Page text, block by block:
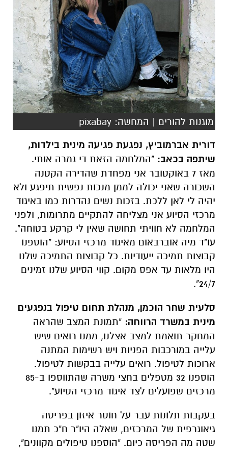
מוגנות להורים | המחשה: pixabay
דורית אברמוביץ, נפגעת פגיעה מינית בילדות,
שיתפה בכאב: "המלחמה הזאת די גמרה אותי.
מאז 7 באוקטובר אני מפחדת שהדירה הקטנה
השכורה שאני יכולה לממן מנכות נפשית תיפגע ולא
יהיה לי לאן ללכת. בזכות נשים נהדרות כמו באיגוד
מרכזי הסיוע אני מצליחה להתקיים מתרומות, ולפני
המלחמה לא חוויתי תחושה שאין לי קרקע בטוחה".
עו"ד מיה אוברבאום מאיגוד מרכזי הסיוע: "הוספנו
קבוצות תמיכה ייעודיות. כל קבוצות התמיכה שלנו
היו מלאות עד אפס מקום. קווי הסיוע שלנו זמינים
24/7".
סלעית שחר הוכמן, מנהלת תחום טיפול בנפגעים
מינית במשרד הרווחה: "תמונת המצב שהראה
המחקר תואמת למצב אצלנו, ממנו רואים שיש
עלייה במורכבות הפניות ויש רשימות המתנה
ארוכות לטיפול. רואים עלייה בבקשות לטיפול.
הוספנו 32 מטפלים בחצי משרה שהתווספו ב-85
מרכזים שפועלים לצד איגוד מרכזי הסיוע".
בעקבות תלונות עבר על חוסר איזון בפריסה
גיאוגרפית של המרכזים, שאלה היו"ר ח"כ תמנו
שטה מה הפריסה כיום. "הוספנו טיפולים מקוונים",